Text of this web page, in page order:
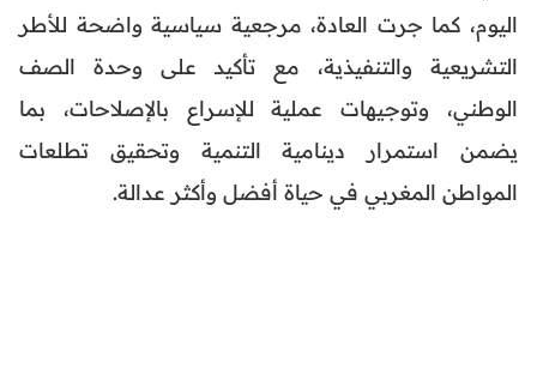
اليوم، كما جرت العادة، مرجعية سياسية واضحة للأطر
التشريعية والتنفيذية، مع تأكيد على وحدة الصف
الوطني، وتوجيهات عملية للإسراع بالإصلاحات، بما
يضمن استمرار دينامية التنمية وتحقيق تطلعات
المواطن المغربي في حياة أفضل وأكثر عدالة.